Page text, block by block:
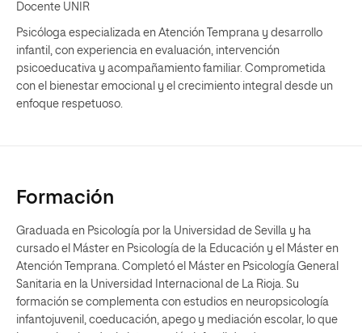
Docente UNIR
Psicóloga especializada en Atención Temprana y desarrollo
infantil, con experiencia en evaluación, intervención
psicoeducativa y acompañamiento familiar. Comprometida
con el bienestar emocional y el crecimiento integral desde un
enfoque respetuoso.
Formación
Graduada en Psicología por la Universidad de Sevilla y ha
cursado el Máster en Psicología de la Educación y el Máster en
Atención Temprana. Completó el Máster en Psicología General
Sanitaria en la Universidad Internacional de La Rioja. Su
formación se complementa con estudios en neuropsicología
infantojuvenil, coeducación, apego y mediación escolar, lo que